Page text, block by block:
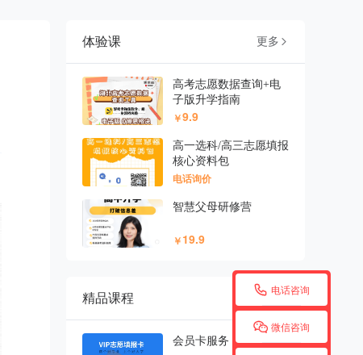
 电话咨询
 微信咨询
体验课 更多 
高考志愿数据查询+电
子版升学指南
￥9.9
高一选科/高三志愿填报
核心资料包
电话询价
智慧父母研修营
￥19.9
精品课程 更多
会员卡服务